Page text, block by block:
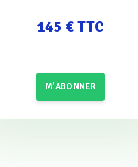
145 € TTC
M'ABONNER